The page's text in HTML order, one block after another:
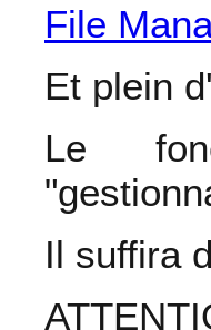
File
Et plein
Le
Il suffira